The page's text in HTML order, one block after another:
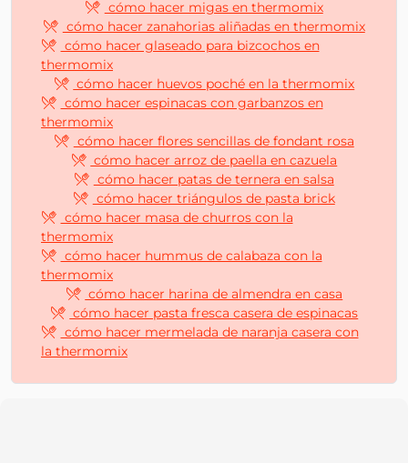
cómo hacer migas en thermomix
cómo hacer zanahorias aliñadas en thermomix
cómo hacer glaseado para bizcochos en
thermomix
cómo hacer huevos poché en la thermomix
cómo hacer espinacas con garbanzos en
thermomix
cómo hacer flores sencillas de fondant rosa
cómo hacer arroz de paella en cazuela
cómo hacer patas de ternera en salsa
cómo hacer triángulos de pasta brick
cómo hacer masa de churros con la
thermomix
cómo hacer hummus de calabaza con la
thermomix
cómo hacer harina de almendra en casa
cómo hacer pasta fresca casera de espinacas
cómo hacer mermelada de naranja casera con
la thermomix